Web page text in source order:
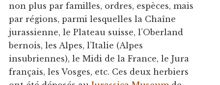
non plus par familles, ordres, espèces, mais
par régions, parmi lesquelles la Chaîne
jurassienne, le Plateau suisse, l’Oberland
bernois, les Alpes, l’Italie (Alpes
insubriennes), le Midi de la France, le Jura
français, les Vosges, etc. Ces deux herbiers